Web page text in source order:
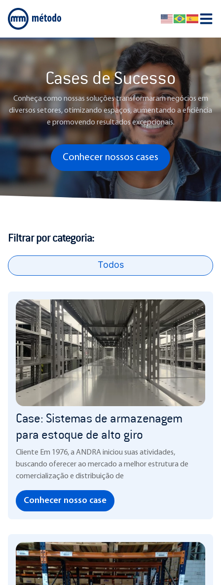
Cases de Sucesso
Conheça como nossas soluções transformaram negócios em
diversos setores, otimizando espaços, aumentando a eficiência
e promovendo resultados excepcionais.
Conhecer nossos cases
Filtrar por categoria:
Todos
Case: Sistemas de armazenagem
para estoque de alto giro
Cliente Em 1976, a ANDRA iniciou suas atividades,
buscando oferecer ao mercado a melhor estrutura de
comercialização e distribuição de
Conhecer nosso case